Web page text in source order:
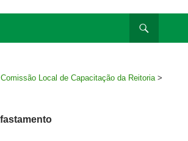
Comissão Local de Capacitação da Reitoria >